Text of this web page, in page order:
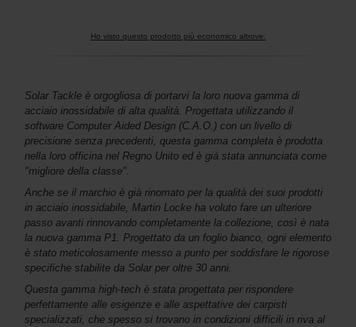
Ho visto questo prodotto più economico altrove.
Solar Tackle è orgogliosa di portarvi la loro nuova gamma di
acciaio inossidabile di alta qualità. Progettata utilizzando il
software Computer Aided Design (C.A.O.) con un livello di
precisione senza precedenti, questa gamma completa è prodotta
nella loro officina nel Regno Unito ed è già stata annunciata come
"migliore della classe".
Anche se il marchio è già rinomato per la qualità dei suoi prodotti
in acciaio inossidabile, Martin Locke ha voluto fare un ulteriore
passo avanti rinnovando completamente la collezione, così è nata
la nuova gamma P1. Progettato da un foglio bianco, ogni elemento
è stato meticolosamente messo a punto per soddisfare le rigorose
specifiche stabilite da Solar per oltre 30 anni.
Questa gamma high-tech è stata progettata per rispondere
perfettamente alle esigenze e alle aspettative dei carpisti
specializzati, che spesso si trovano in condizioni difficili in riva al